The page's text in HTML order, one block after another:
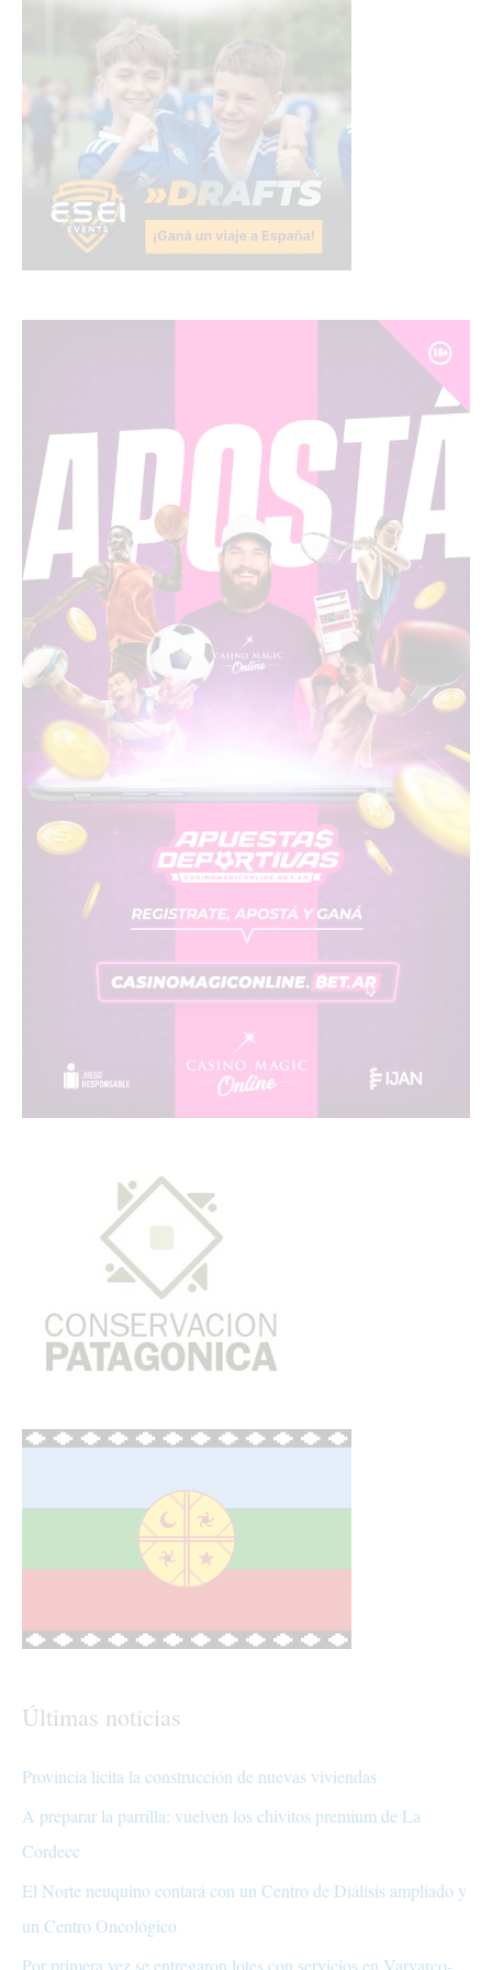
Últimas noticias
Provincia licita la construcción de nuevas viviendas
A preparar la parrilla: vuelven los chivitos premium de La
Cordecc
El Norte neuquino contará con un Centro de Diálisis ampliado y
un Centro Oncológico
Por primera vez se entregaron lotes con servicios en Varvarco-